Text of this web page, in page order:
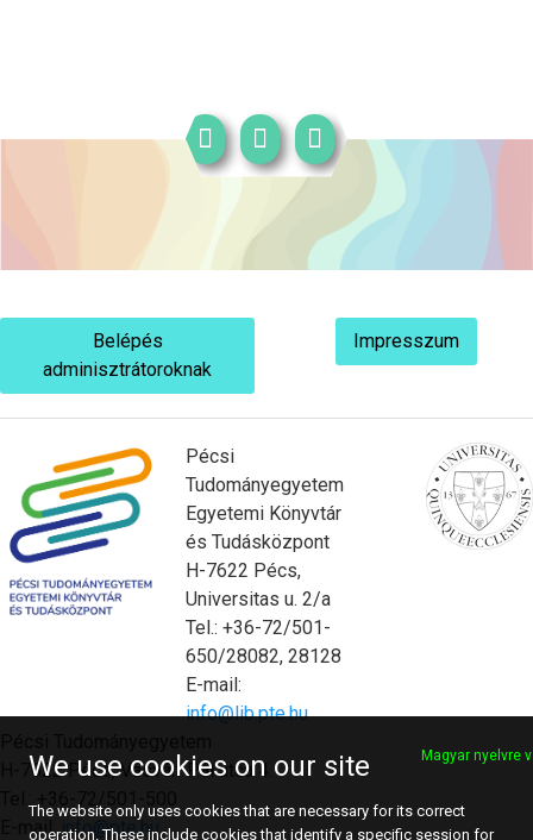
Belépés
adminisztrátoroknak
Impresszum
Pécsi
Tudományegyetem
Egyetemi Könyvtár
és Tudásközpont
H-7622 Pécs,
Universitas u. 2/a
Tel.: +36-72/501-
650/28082, 28128
E-mail:
info@lib.pte.hu
H-7622 Pécs, Vasvári Pál utca 4.
E-mail:info@pte.hu
We use cookies on our site Magyar nyelvre
The website only uses cookies that are necessary for its correct
operation. These include cookies that identify a specific session for